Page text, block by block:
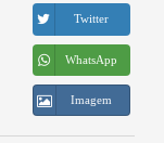
Twitter
WhatsApp
Imagem